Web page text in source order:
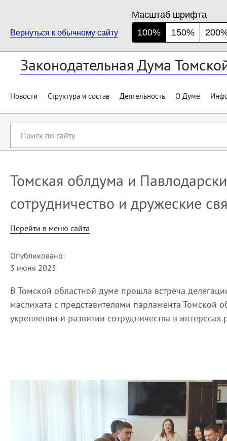
Вернуться к обычному сайту
Масштаб шрифта
100%
150%
Законодательная Дума
Новости Структура и состав Деятельность О Думе
сайту
Томская облдума и
сотрудничество и дружеские
Перейти в меню сайта
Опубликовано:
3 июня 2025
В Томской областной думе прошла встреча
маслихата с представителями парламента Томской
укреплении и развитии сотрудничества в